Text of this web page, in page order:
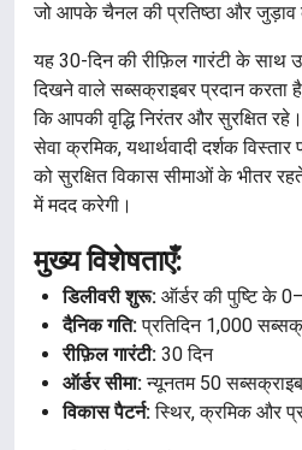
जो आपके चैनल की प्रतिष्ठा और जुड़ाव
यह 30-दिन की रीफ़िल गारंटी के साथ
दिखने वाले सब्सक्राइबर प्रदान करता
कि आपकी वृद्धि निरंतर और सुरक्षित
सेवा क्रमिक, यथार्थवादी दर्शक
को सुरक्षित विकास सीमाओं के भीतर
में मदद करेगी।
मुख्य विशेषताएँ:
डिलीवरी शुरू: ऑर्डर की पुष्टि के
दैनिक गति:प्रतिदिन 1,000
रीफ़िल गारंटी: 30 दिन
ऑर्डर सीमा:न्यूनतम 50
विकास पैटर्न:स्थिर, क्रमिक और